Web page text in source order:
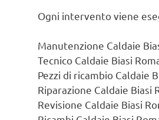
Ogni intervento viene
Manutenzione Caldaie
Tecnico Caldaie Biasi
Pezzi di ricambio Caldaie
Riparazione Caldaie Biasi
Revisione Caldaie Biasi